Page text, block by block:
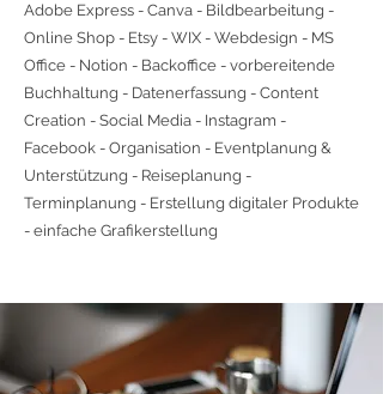
Adobe Express - Canva - Bildbearbeitung -
Online Shop - Etsy - WIX - Webdesign - MS
Office - Notion - Backoffice - vorbereitende
Buchhaltung - Datenerfassung - Content
Creation - Social Media - Instagram -
Facebook - Organisation - Eventplanung &
Unterstützung - Reiseplanung -
Terminplanung - Erstellung digitaler Produkte
- einfache Grafikerstellung